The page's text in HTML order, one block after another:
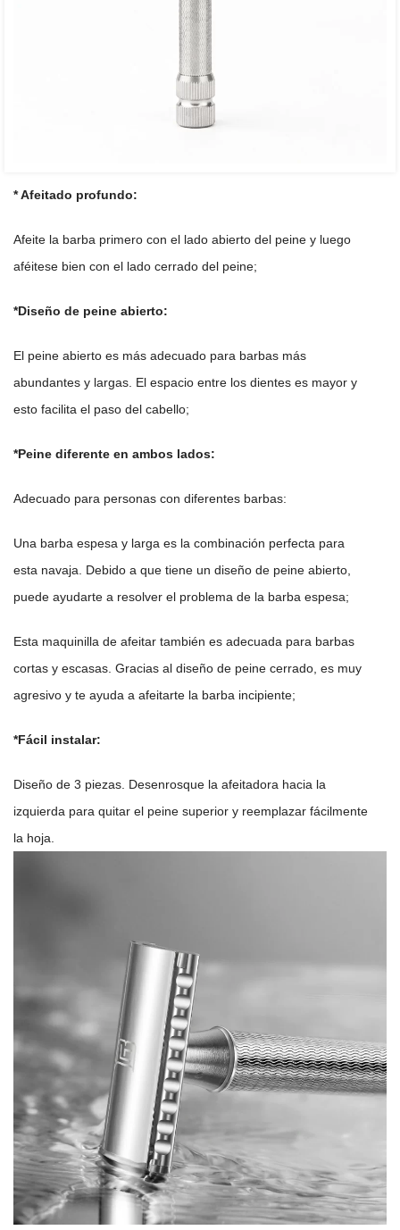
* Afeitado profundo:
Afeite la barba primero con el lado abierto del peine y luego
aféitese bien con el lado cerrado del peine;
*Diseño de peine abierto:
El peine abierto es más adecuado para barbas más
abundantes y largas. El espacio entre los dientes es mayor y
esto facilita el paso del cabello;
*Peine diferente en ambos lados:
Adecuado para personas con diferentes barbas:
Una barba espesa y larga es la combinación perfecta para
esta navaja. Debido a que tiene un diseño de peine abierto,
puede ayudarte a resolver el problema de la barba espesa;
Esta maquinilla de afeitar también es adecuada para barbas
cortas y escasas. Gracias al diseño de peine cerrado, es muy
agresivo y te ayuda a afeitarte la barba incipiente;
*Fácil instalar:
Diseño de 3 piezas. Desenrosque la afeitadora hacia la
izquierda para quitar el peine superior y reemplazar fácilmente
la hoja.